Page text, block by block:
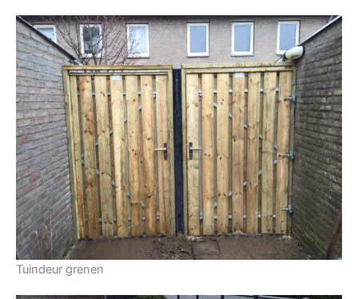
Tuindeur grenen